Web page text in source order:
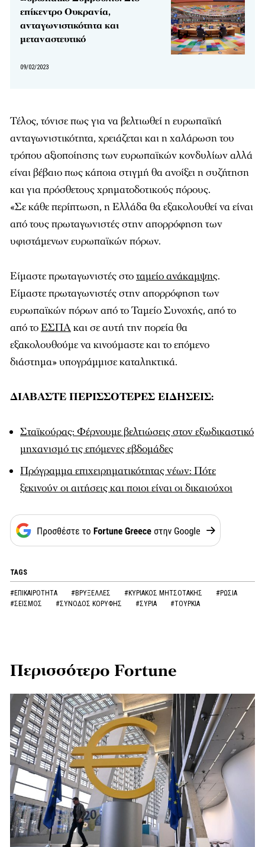
επίκεντρο Ουκρανία,
ανταγωνιστικότητα και
μεταναστευτικό
09/02/2023
Τέλος, τόνισε πως για να βελτιωθεί η ευρωπαϊκή
ανταγωνιστικότητα, χρειάζεται και η χαλάρωση του
τρόπου αξιοποίησης των ευρωπαϊκών κονδυλίων αλλά
είναι βέβαιο πως κάποια στιγμή θα ανοίξει η συζήτηση
και για πρόσθετους χρηματοδοτικούς πόρους.
«Σε κάθε περίπτωση, η Ελλάδα θα εξακολουθεί να είναι
από τους πρωταγωνιστές στην απορρόφηση των
υφιστάμενων ευρωπαϊκών πόρων.
Είμαστε πρωταγωνιστές στοταμείο ανάκαμψης.
Είμαστε πρωταγωνιστές στην απορρόφηση των
ευρωπαϊκών πόρων από το Ταμείο Συνοχής, από το
από τοΕΣΠΑκαι σε αυτή την πορεία θα
εξακολουθούμε να κινούμαστε και το επόμενο
διάστημα» υπογράμμισε καταληκτικά.
ΔΙΑΒΑΣΤΕ ΠΕΡΙΣΣΟΤΕΡΕΣ ΕΙΔΗΣΕΙΣ:
Σταϊκούρας: Φέρνουμε βελτιώσεις στον εξωδικαστικό
μηχανισμό τις επόμενες εβδομάδες
Πρόγραμμα επιχειρηματικότητας νέων: Πότε
ξεκινούν οι αιτήσεις και ποιοι είναι οι δικαιούχοι
TAGS
#ΕΠΙΚΑΙΡΟΤΗΤΑ #ΒΡΥΞΕΛΛΕΣ #ΚΥΡΙΑΚΟΣ ΜΗΤΣΟΤΑΚΗΣ
#ΡΩΣΙΑ
#ΣΕΙΣΜΟΣ
#ΣΥΝΟΔΟΣ ΚΟΡΥΦΗΣ #ΣΥΡΙΑ #ΤΟΥΡΚΙΑ
Περισσότερο Fortune